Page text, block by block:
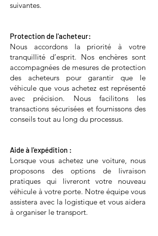
suivantes.
Protection de l'acheteur:
Nous accordons la priorité à votre
tranquillité d’esprit. Nos enchères sont
accompagnées de mesures de protection
des acheteurs pour garantir que le
véhicule que vous achetez est représenté
avec précision. Nous facilitons les
transactions sécurisées et fournissons des
conseils tout au long du processus.
Aide à l'expédition :
Lorsque vous achetez une voiture, nous
proposons des options de livraison
pratiques qui livreront votre nouveau
véhicule à votre porte. Notre équipe vous
assistera avec la logistique et vous aidera
à organiser le transport.